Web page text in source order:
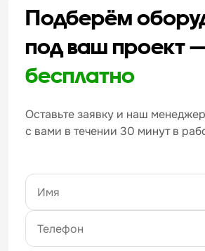
Подберём
под ваш проект
бесплатно
Оставьте заявку и наш
с вами в течении 30 минут в